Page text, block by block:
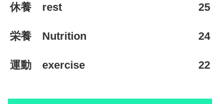
休養 rest 25
栄養 Nutrition 24
運動 exercise 22